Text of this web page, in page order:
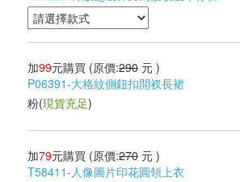
加99元購買 (原價:290 元 )
P06391-大格紋側鈕扣開衩長裙
粉(現貨充足)
加79元購買 (原價:270 元 )
T58411-人像圖片印花圓領上衣